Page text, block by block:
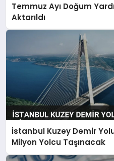
Temmuz Ayı Doğum
Aktarıldı
İstanbul Kuzey Demir
Milyon Yolcu Taşınacak